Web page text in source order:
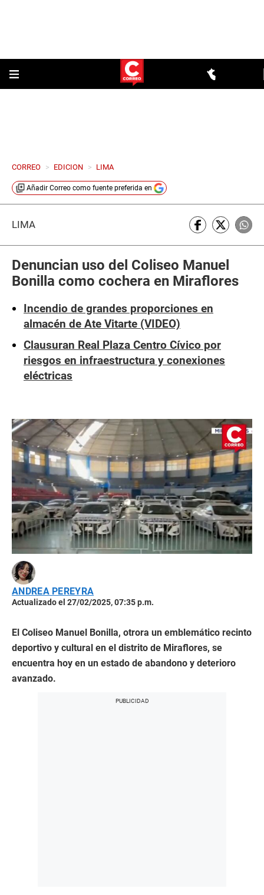
CORREO > EDICION > LIMA
Añadir Correo como fuente preferida en
LIMA
Denuncian uso del Coliseo Manuel
Bonilla como cochera en Miraflores
Incendio de grandes proporciones en
almacén de Ate Vitarte (VIDEO)
Clausuran Real Plaza Centro Cívico por
riesgos en infraestructura y conexiones
eléctricas
ANDREA PEREYRA
Actualizado el 27/02/2025, 07:35 p.m.
El Coliseo Manuel Bonilla, otrora un emblemático recinto
deportivo y cultural en el distrito de Miraflores, se
encuentra hoy en un estado de abandono y deterioro
avanzado.